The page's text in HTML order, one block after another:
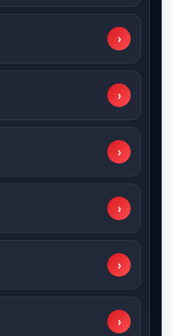
›
›
›
›
›
›